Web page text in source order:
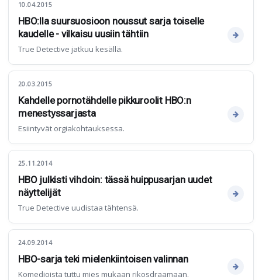
10.04.2015
HBO:lla suursuosioon noussut sarja toiselle
kaudelle - vilkaisu uusiin tähtiin
True Detective jatkuu kesällä.
20.03.2015
Kahdelle pornotähdelle pikkuroolit HBO:n
menestyssarjasta
Esiintyvät orgiakohtauksessa.
25.11.2014
HBO julkisti vihdoin: tässä huippusarjan uudet
näyttelijät
True Detective uudistaa tähtensä.
24.09.2014
HBO-sarja teki mielenkiintoisen valinnan
Komedioista tuttu mies mukaan rikosdraamaan.